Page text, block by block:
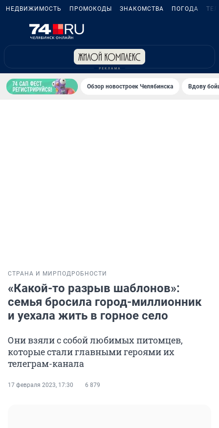
НЕДВИЖИМОСТЬ ПРОМОКОДЫ ЗНАКОМСТВА ПОГОДА
Обзор новостроек Челябинска Вдову
СТРАНА И МИР ПОДРОБНОСТИ
«Какой-то разрыв шаблонов»:
семья бросила город-миллионник
и уехала жить в горное село
Они взяли с собой любимых питомцев,
которые стали главными героями их
телеграм-канала
17 февраля 2023, 17:30 6 879